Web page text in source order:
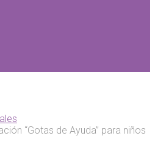
“Gotas de Ayuda” para niños